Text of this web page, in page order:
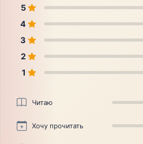
5
4
3
2
1
Читаю
Хочу прочитать